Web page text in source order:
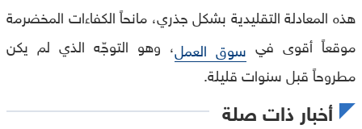
هذه المعادلة التقليدية بشكل جذري، مانحاً الكفاءات المخضرمة
موقعاً أقوى في سوق العمل، وهو التوجّه الذي لم يكن
مطروحاً قبل سنوات قليلة.
أخبار ذات صلة